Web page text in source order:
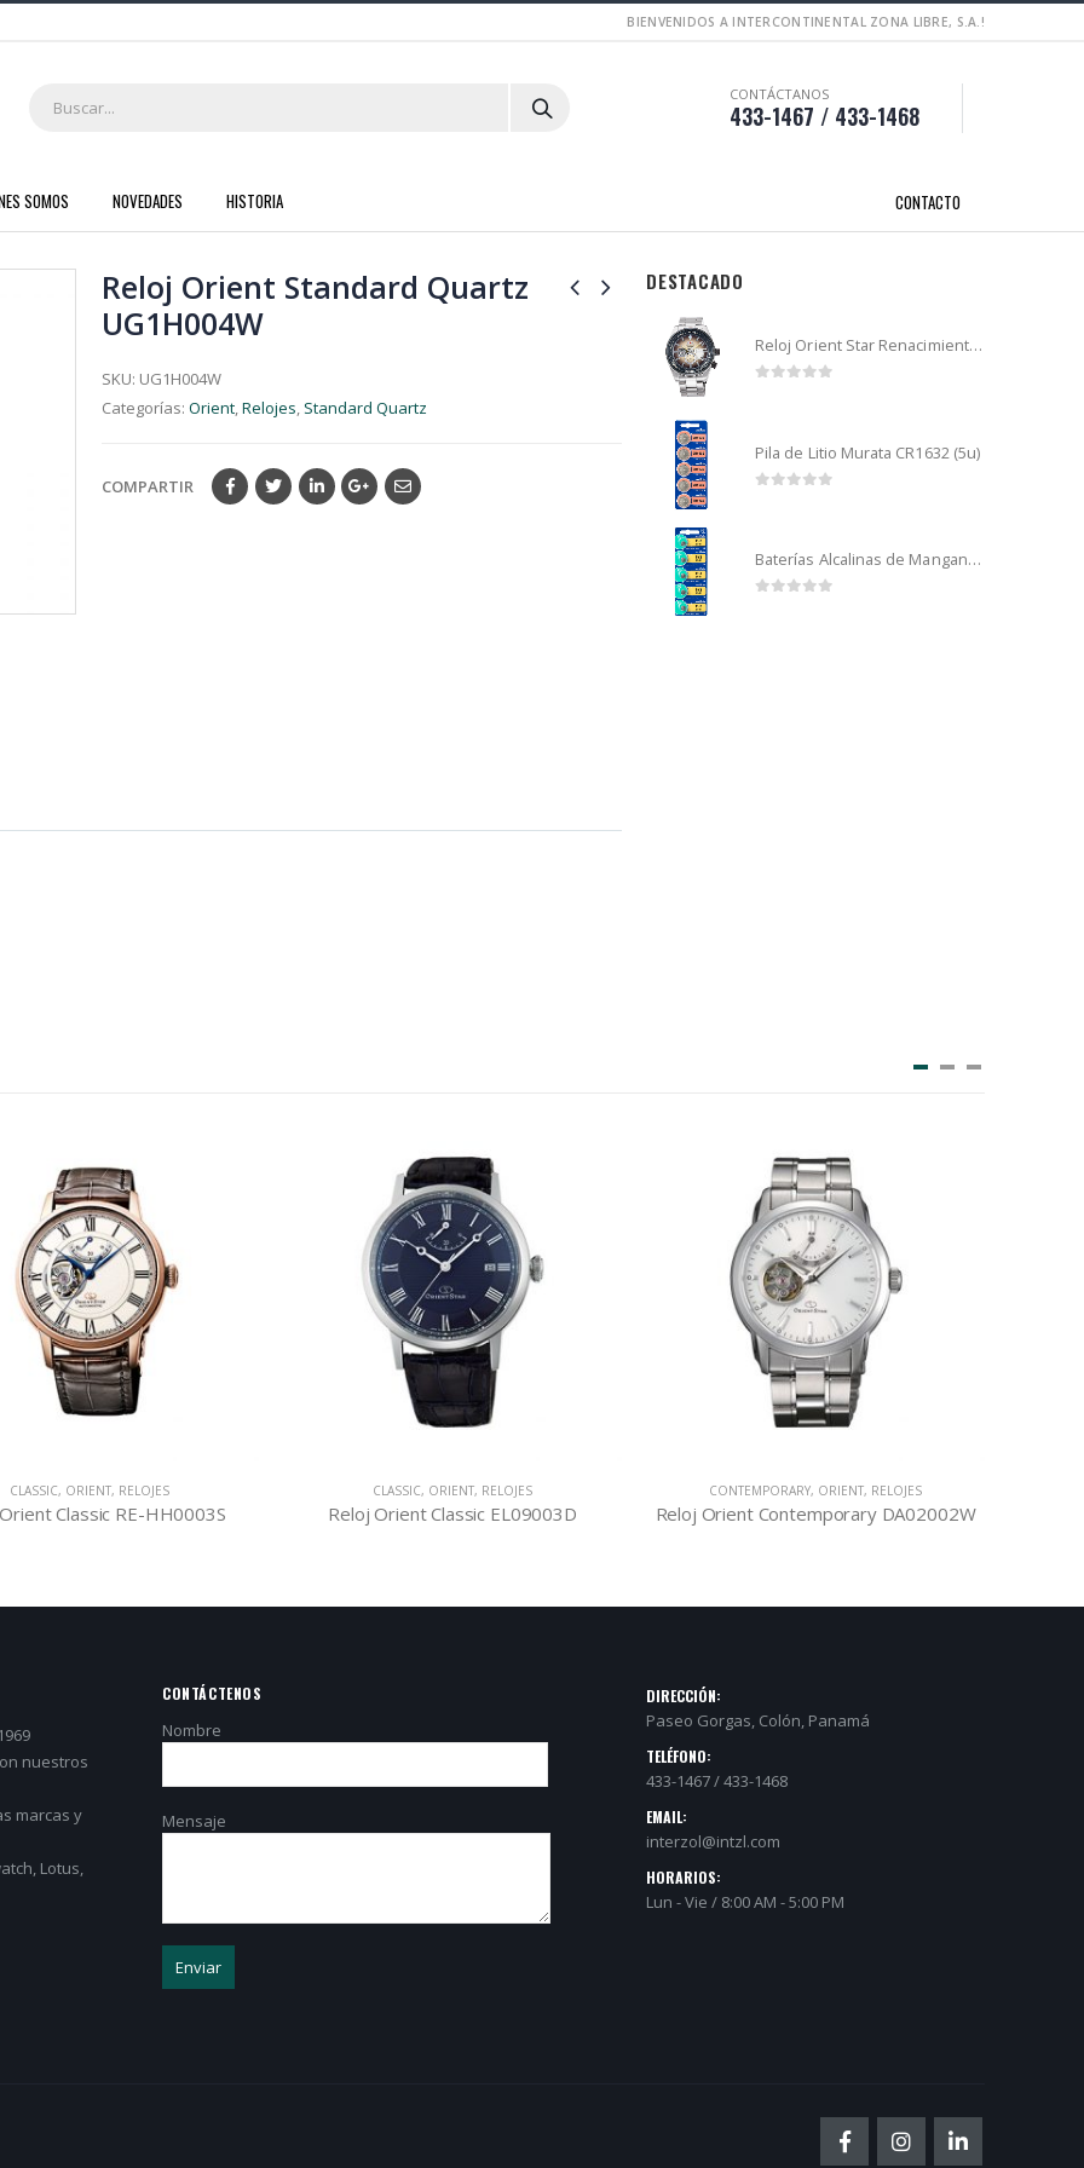
BIENVENIDOS A INTERCONTINENTAL ZONA LIBRE, S.A.!
CONTÁCTANOS
433-1467 / 433-1468
SOMOS NOVEDADES HISTORIA CONTACTO
Reloj Orient Standard Quartz
UG1H004W
SKU: UG1H004W
Categorías: Orient,Relojes, Standard Quartz
COMPARTIR
DESTACADO
Reloj Orient Star Renacimiento mecánico - Retro Future Guitar - RA-AR0303G
Pila de Litio Murata CR1632 (5u)
Baterías Alcalinas de Manganeso Murata 192 (5u)
CLASSIC, ORIENT, RELOJES
Classic RE-HH0003S
CLASSIC, ORIENT, RELOJES
Reloj Orient Classic EL09003D
CONTEMPORARY, ORIENT, RELOJES
Reloj Orient Contemporary DA02002W
nuestros
marcas y
Lotus,
CONTÁCTENOS
Nombre
Mensaje
DIRECCIÓN:
Paseo Gorgas, Colón, Panamá
TELÉFONO:
433-1467 / 433-1468
EMAIL:
interzol@intzl.com
HORARIOS:
Lun - Vie / 8:00 AM - 5:00 PM